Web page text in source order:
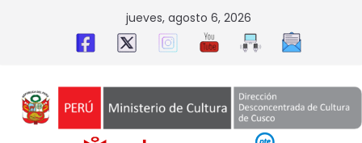
jueves, agosto 6, 2026